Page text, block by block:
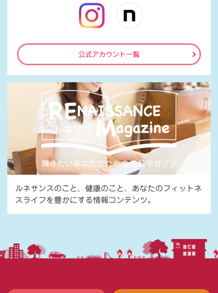
公式アカウント一覧
ルネサンスのこと、健康のこと、あなたのフィットネ
スライフを豊かにする情報コンテンツ。